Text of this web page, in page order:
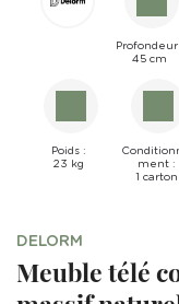
Profondeur
45 cm
Poids :
23 kg
ment :
1 carton
DELORM
Meuble télé